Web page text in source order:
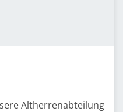
Altherrenabteilung